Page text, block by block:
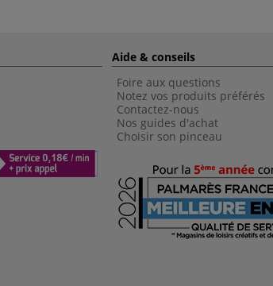
Aide & conseils
Foire aux questions
Notez vos produits préférés
Contactez-nous
Nos guides d'achat
Choisir son pinceau